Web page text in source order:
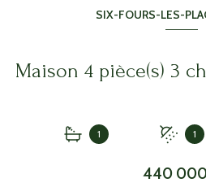
SIX-FOURS-LES-
1 1
440